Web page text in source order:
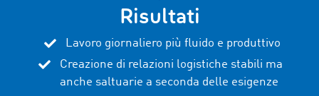
Risultati
Lavoro giornaliero più fluido e produttivo
Creazione di relazioni logistiche stabili ma
anche saltuarie a seconda delle esigenze